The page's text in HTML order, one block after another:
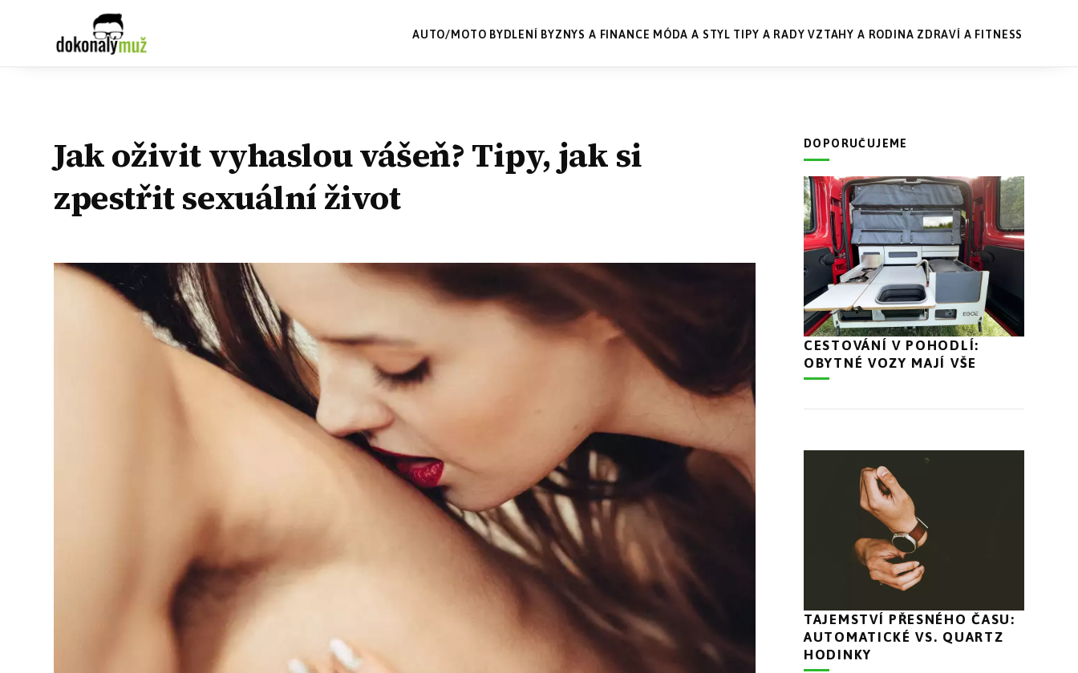
AUTO/MOTO BYDLENÍ BYZNYS A FINANCE MÓDA A STYL TIPY A RADY VZTAHY A RODINA ZDRAVÍ A FITNESS
Jak oživit vyhaslou vášeň? Tipy, jak si
zpestřit sexuální život
DOPORUČUJEME
CESTOVÁNÍ V POHODLÍ:
OBYTNÉ VOZY MAJÍ VŠE
TAJEMSTVÍ PŘESNÉHO ČASU:
AUTOMATICKÉ VS. QUARTZ
HODINKY